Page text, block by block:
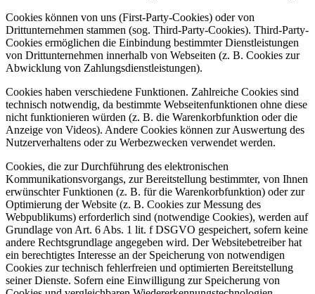
Cookies können von uns (First-Party-Cookies) oder von
Drittunternehmen stammen (sog. Third-Party-Cookies). Third-Party-
Cookies ermöglichen die Einbindung bestimmter Dienstleistungen
von Drittunternehmen innerhalb von Webseiten (z. B. Cookies zur
Abwicklung von Zahlungsdienstleistungen).
Cookies haben verschiedene Funktionen. Zahlreiche Cookies sind
technisch notwendig, da bestimmte Webseitenfunktionen ohne diese
nicht funktionieren würden (z. B. die Warenkorbfunktion oder die
Anzeige von Videos). Andere Cookies können zur Auswertung des
Nutzerverhaltens oder zu Werbezwecken verwendet werden.
Cookies, die zur Durchführung des elektronischen
Kommunikationsvorgangs, zur Bereitstellung bestimmter, von Ihnen
erwünschter Funktionen (z. B. für die Warenkorbfunktion) oder zur
Optimierung der Website (z. B. Cookies zur Messung des
Webpublikums) erforderlich sind (notwendige Cookies), werden auf
Grundlage von Art. 6 Abs. 1 lit. f DSGVO gespeichert, sofern keine
andere Rechtsgrundlage angegeben wird. Der Websitebetreiber hat
ein berechtigtes Interesse an der Speicherung von notwendigen
Cookies zur technisch fehlerfreien und optimierten Bereitstellung
seiner Dienste. Sofern eine Einwilligung zur Speicherung von